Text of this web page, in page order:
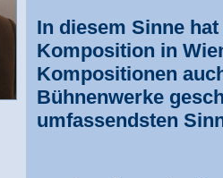
In diesem Sinne
Komposition in
Kompositionen
Bühnenwerke
umfassendsten